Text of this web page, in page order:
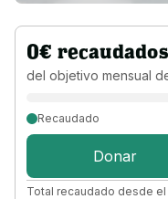
0€ recaudados
del objetivo mensual
Recaudado
Donar
Total recaudado desde el